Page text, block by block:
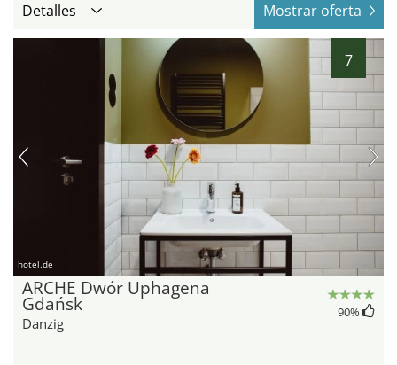
Detalles Mostrar oferta
7
hotel.de
ARCHE Dwór Uphagena
Gdańsk
Danzig
90%